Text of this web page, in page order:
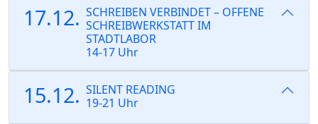
17.12. SCHREIBEN VERBINDET – OFFENE
SCHREIBWERKSTATT IM
STADTLABOR
14-17 Uhr
15.12. SILENT READING
19-21 Uhr